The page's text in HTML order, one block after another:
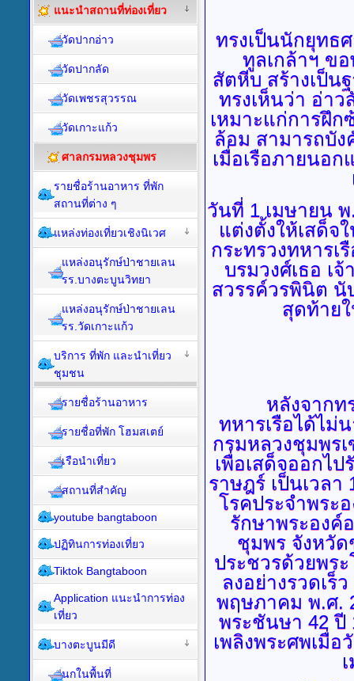
ทรงเป็นนักยุทธ
ทูลเกล้าฯ ข
สัตหีบ สร้างเป็น
ทรงเห็นว่า อ่า
เหมาะแก่การฝึ
ล้อม สามารถบั
เมื่อเรือภายนอ
วันที่ 1 เมษายน
แต่งตั้งให้เสด็จ
กระทรวงทหารเ
บรมวงศ์เธอ เ
สวรรค์วรพินิต นั
สุดท้าย
หลังจากทรง
ทหารเรือได้ไม่
กรมหลวงชุมพร
เพื่อเสด็จออกไ
ราษฎร์ เป็นเวลา
โรคประจำพระ
รักษาพระองค์
ชุมพร จังหวั
ประชวรด้วยพร
ลงอย่างรวดเร็
พฤษภาคม พ.ศ.
พระชันษา 42 ปี
เพลิงพระศพเมื่
แนะนำสถานที่ท่องเที่ยว
วัดปากอ่าว
วัดปากลัด
วัดเพชรสุวรรณ
วัดเกาะแก้ว
ศาลกรมหลวงชุมพร
รายชื่อร้านอาหาร ที่พัก
สถานที่ต่าง ๆ
แหล่งท่องเที่ยวเชิงนิเวศ
แหล่งอนุรักษ์ป่าชายเลน
รร.บางตะบูนวิทยา
แหล่งอนุรักษ์ป่าชายเลน
รร.วัดเกาะแก้ว
บริการ ที่พัก และนำเที่ยว
ชุมชน
รายชื่อร้านอาหาร
รายชื่อที่พัก โฮมสเตย์
เรือนำเที่ยว
สถานที่สำคัญ
youtube bangtaboon
ปฏิทินการท่องเที่ยว
Tiktok Bangtaboon
Application แนะนำการท่อง
เที่ยว
บางตะบูนมีดี
นกในพื้นที่